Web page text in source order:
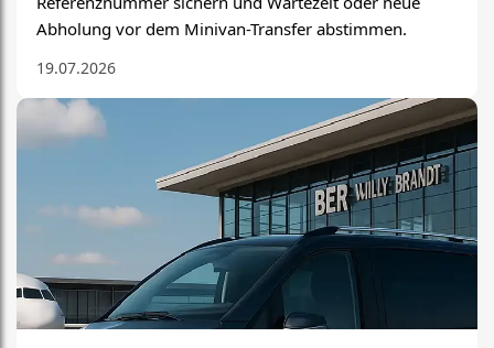
Abholung vor dem Minivan-Transfer abstimmen.
19.07.2026